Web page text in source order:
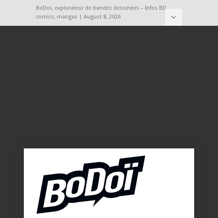
BoDoï, explorateur de bandes dessinées – Infos BD,
comics, mangas | August 8, 2026